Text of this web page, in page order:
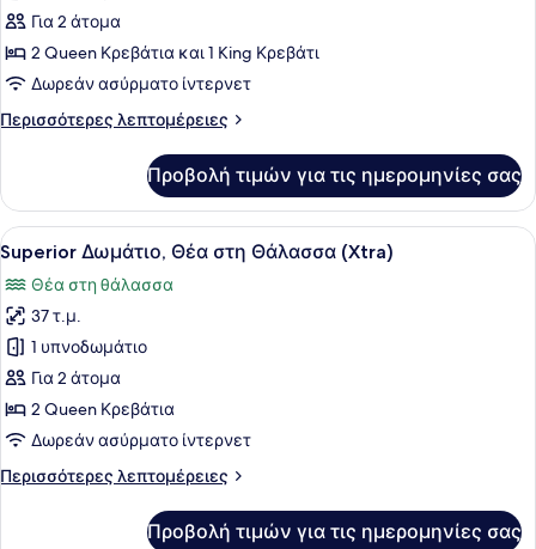
Σουίτα
Για 2 άτομα
2 Queen Κρεβάτια και 1 King Κρεβάτι
Δωρεάν ασύρματο ίντερνετ
Περισσότερες λεπτομέρειες
Περισσότερες
Προβολή τιμών για τις ημερομηνίες σας
Προβολή
όλων
των
φωτογραφιών
για
Superior
Δωμάτιο,
Θέα
Θάλασσα
Ένα σύγχρονο δωμάτιο
10
Superior Δωμάτιο, Θέα στη Θάλασσα (Xtra)
Θέα στη θάλασσα
37 τ.μ.
1 υπνοδωμάτιο
Για 2 άτομα
2 Queen Κρεβάτια
Δωρεάν ασύρματο ίντερνετ
Περισσότερες λεπτομέρειες
Περισσότερες
Προβολή τιμών για τις ημερομηνίες σας